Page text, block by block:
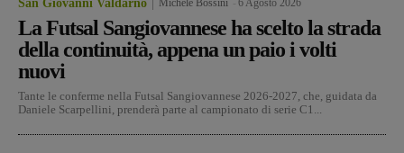
San Giovanni Valdarno Michele Bossini 6 Agosto 2026
La Futsal Sangiovannese ha scelto la strada
della continuità, appena un paio i volti
nuovi
Tante le conferme nella Futsal Sangiovannese 2026-2027, che, guidata da
Daniele Scarpellini, prenderà parte al campionato di serie C1...